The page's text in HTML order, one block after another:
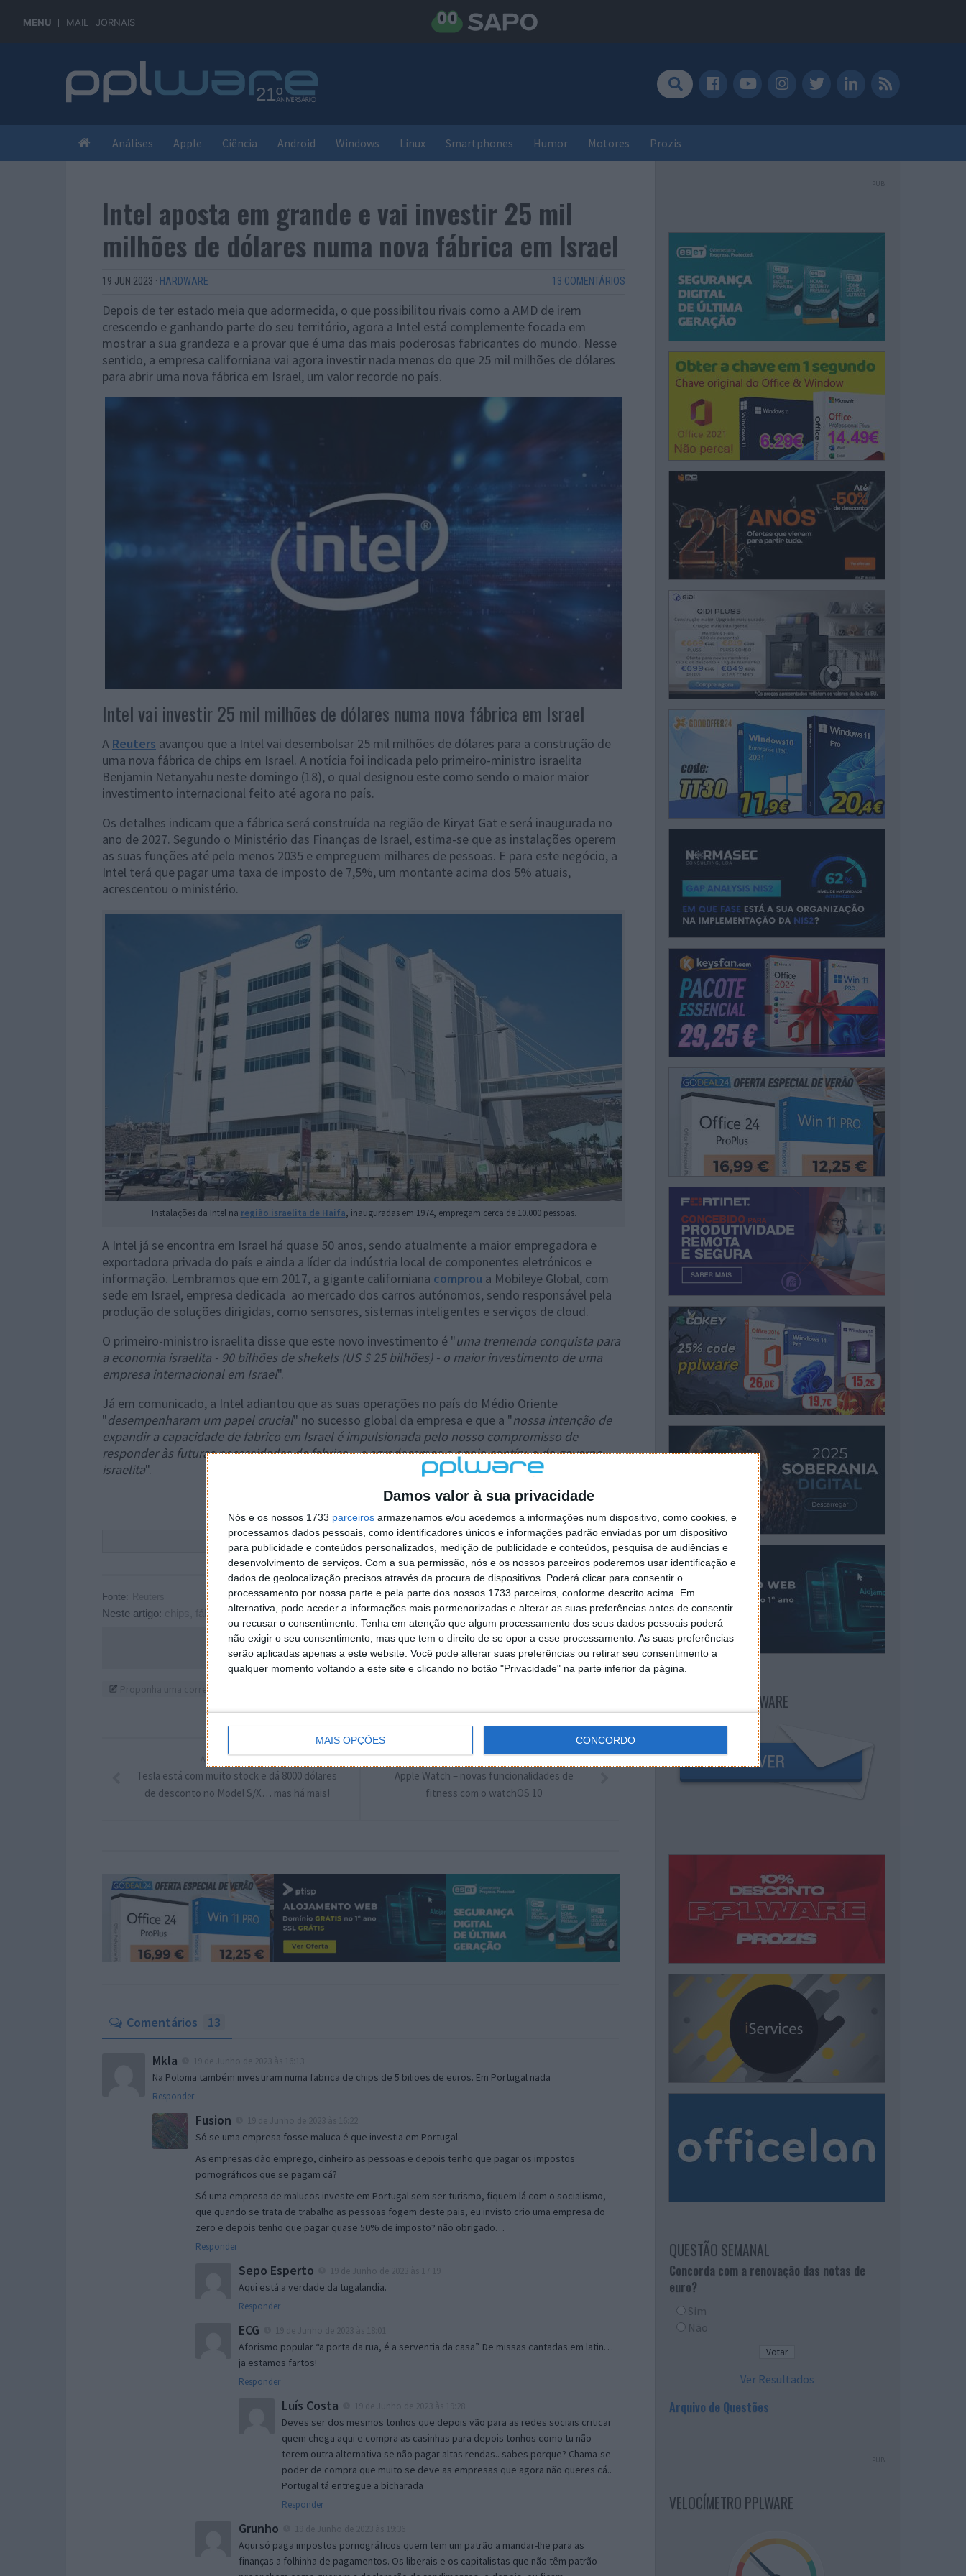
Damos valor à sua privacidade
Nós e os nossos 1733 parceiros armazenamos e/ou acedemos a informações num dispositivo, como cookies, e
processamos dados pessoais, como identificadores únicos e informações padrão enviadas por um dispositivo
para publicidade e conteúdos personalizados, medição de publicidade e conteúdos, pesquisa de audiências e
desenvolvimento de serviços. Com a sua permissão, nós e os nossos parceiros poderemos usar identificação e
dados de geolocalização precisos através da procura de dispositivos. Poderá clicar para consentir o
processamento por nossa parte e pela parte dos nossos 1733 parceiros, conforme descrito acima. Em
alternativa, pode aceder a informações mais pormenorizadas e alterar as suas preferências antes de consentir
ou recusar o consentimento. Tenha em atenção que algum processamento dos seus dados pessoais poderá
não exigir o seu consentimento, mas que tem o direito de se opor a esse processamento. As suas preferências
serão aplicadas apenas a este website. Você pode alterar suas preferências ou retirar seu consentimento a
qualquer momento voltando a este site e clicando no botão "Privacidade" na parte inferior da página.
MAIS OPÇÕES CONCORDO
MENU MAIL JORNAIS
Análises Apple Ciência Android Windows Linux Smartphones Humor Motores Prozis
Intel aposta em grande e vai investir 25 mil
milhões de dólares numa nova fábrica em Israel
19 JUN 2023 · HARDWARE 13 COMENTÁRIOS
Depois de ter estado meia que adormecida, o que possibilitou rivais como a AMD de irem
crescendo e ganhando parte do seu território, agora a Intel está complemente focada em
mostrar a sua grandeza e a provar que é uma das mais poderosas fabricantes do mundo. Nesse
sentido, a empresa californiana vai agora investir nada menos do que 25 mil milhões de dólares
para abrir uma nova fábrica em Israel, um valor recorde no país.
Intel vai investir 25 mil milhões de dólares numa nova fábrica em Israel
A Reuters avançou que a Intel vai desembolsar 25 mil milhões de dólares para a construção de
uma nova fábrica de chips em Israel. A notícia foi indicada pelo primeiro-ministro israelita
Benjamin Netanyahu neste domingo (18), o qual designou este como sendo o maior maior
investimento internacional feito até agora no país.
Os detalhes indicam que a fábrica será construída na região de Kiryat Gat e será inaugurada no
ano de 2027. Segundo o Ministério das Finanças de Israel, estima-se que as instalações operem
as suas funções até pelo menos 2035 e empreguem milhares de pessoas. E para este negócio, a
Intel terá que pagar uma taxa de imposto de 7,5%, um montante acima dos 5% atuais,
acrescentou o ministério.
Instalações da Intel na região israelita de Haifa, inauguradas em 1974, empregam cerca de 10.000 pessoas.
A Intel já se encontra em Israel há quase 50 anos, sendo atualmente a maior empregadora e
exportadora privada do país e ainda a líder da indústria local de componentes eletrónicos e
informação. Lembramos que em 2017, a gigante californiana comprou a Mobileye Global, com
sede em Israel, empresa dedicada ao mercado dos carros autónomos, sendo responsável pela
produção de soluções dirigidas, como sensores, sistemas inteligentes e serviços de cloud.
O primeiro-ministro israelita disse que este novo investimento é "uma tremenda conquista para
a economia israelita - 90 bilhões de shekels (US $ 25 bilhões) - o maior investimento de uma
empresa internacional em Israel".
Já em comunicado, a Intel adiantou que as suas operações no país do Médio Oriente
"desempenharam um papel crucial" no sucesso global da empresa e que a "nossa intenção de
expandir a capacidade de fabrico em Israel é impulsionada pelo nosso compromisso de
responder às futuras necessidades de fabrico... e agradecemos o apoio contínuo do governo
israelita".
Este artigo tem mais de um ano
Fonte:
Neste artigo: fábrica ,Intel,israel
Acompanhe o Pplware no Google Notícias
Proponha uma correção, faça uma sugestão
PRÓXIMO ARTIGO
Apple Watch – novas funcionalidades de
fitness com o watchOS 10
ARTIGO ANTERIOR
Tesla está com muito stock e dá 8000 dólares
de desconto no Model S/X… mas há mais!
Comentários 13
Mkla
Na Polonia também investiram numa fabrica de chips de 5 bilioes de euros. Em Portugal nada
Responder
Fusion
Só se uma empresa fosse maluca é que investia em Portugal.
As empresas dão emprego, dinheiro as pessoas e depois tenho que pagar os impostos
pornográficos que se pagam cá?
Só uma empresa de malucos investe em Portugal sem ser turismo, fiquem lá com o socialismo,
que quando se trata de trabalho as pessoas fogem deste pais, eu invisto crio uma empresa do
zero e depois tenho que pagar quase 50% de imposto? não obrigado…
Responder
Sepo Esperto
Aqui está a verdade da tugalandia.
Responder
ECG
Aforismo popular “a porta da rua, é a serventia da casa”. De missas cantadas em latin…
ja estamos fartos!
Responder
Luís Costa
Deves ser dos mesmos tonhos que depois vão para as redes sociais criticar
quem chega aqui e compra as casinhas para depois tonhos como tu não
terem outra alternativa se não pagar altas rendas.. sabes porque? Chama-se
poder de compra que muito se deve as empresas que agora não queres cá..
Portugal tá entregue a bicharada
Responder
Grunho
Aqui só paga impostos pornográficos quem tem um patrão a mandar-lhe para as
finanças a folhinha de pagamentos. Os liberais e os capitalistas que não têm patrão
PUB
NEWSLETTER PPLWARE
QUESTÃO SEMANAL
Concorda com a renovação das notas de
euro?
Sim
Não
Ver Resultados
Arquivo de Questões
PUB
VELOCÍMETRO PPLWARE